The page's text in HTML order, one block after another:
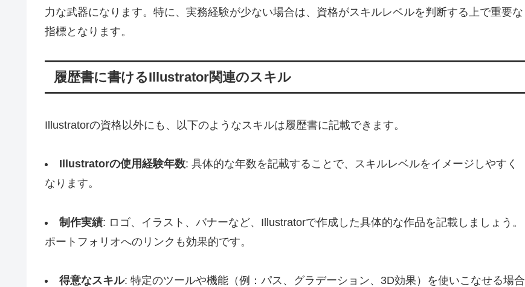
力な武器になります。特に、実務経験が少ない場合は、資格がスキルレベルを判断する上で重要な
指標となります。
履歴書に書けるIllustrator関連のスキル
Illustratorの資格以外にも、以下のようなスキルは履歴書に記載できます。
Illustratorの使用経験年数: 具体的な年数を記載することで、スキルレベルをイメージしやすく
なります。
制作実績: ロゴ、イラスト、バナーなど、Illustratorで作成した具体的な作品を記載しましょう。
ポートフォリオへのリンクも効果的です。
得意なスキル: 特定のツールや機能（例：パス、グラデーション、3D効果）を使いこなせる場合